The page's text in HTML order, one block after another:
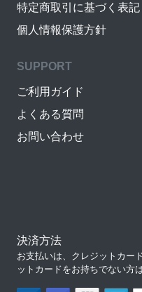
特定商取引に基づく表記
個人情報保護方針
SUPPORT
ご利用ガイド
よくある質問
お問い合わせ
決済方法
お支払いは、クレジットカー
ットカードをお持ちでない方